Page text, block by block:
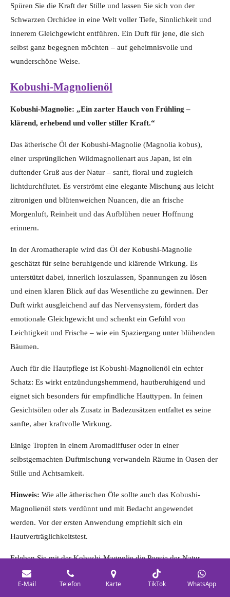
Spüren Sie die Kraft der Stille und lassen Sie sich von der
Schwarzen Orchidee in eine Welt voller Tiefe, Sinnlichkeit und
innerem Gleichgewicht entführen. Ein Duft für jene, die sich
selbst ganz begegnen möchten – auf geheimnisvolle und
wunderschöne Weise.
Kobushi-Magnolienöl
Kobushi-Magnolie: „Ein zarter Hauch von Frühling –
klärend, erhebend und voller stiller Kraft.“
Das ätherische Öl der Kobushi-Magnolie (Magnolia kobus),
einer ursprünglichen Wildmagnolienart aus Japan, ist ein
duftender Gruß aus der Natur – sanft, floral und zugleich
lichtdurchflutet. Es verströmt eine elegante Mischung aus leicht
zitronigen und blütenweichen Nuancen, die an frische
Morgenluft, Reinheit und das Aufblühen neuer Hoffnung
erinnern.
In der Aromatherapie wird das Öl der Kobushi-Magnolie
geschätzt für seine beruhigende und klärende Wirkung. Es
unterstützt dabei, innerlich loszulassen, Spannungen zu lösen
und einen klaren Blick auf das Wesentliche zu gewinnen. Der
Duft wirkt ausgleichend auf das Nervensystem, fördert das
emotionale Gleichgewicht und schenkt ein Gefühl von
Leichtigkeit und Frische – wie ein Spaziergang unter blühenden
Bäumen.
Auch für die Hautpflege ist Kobushi-Magnolienöl ein echter
Schatz: Es wirkt entzündungshemmend, hautberuhigend und
eignet sich besonders für empfindliche Hauttypen. In feinen
Gesichtsölen oder als Zusatz in Badezusätzen entfaltet es seine
sanfte, aber kraftvolle Wirkung.
Einige Tropfen in einem Aromadiffuser oder in einer
selbstgemachten Duftmischung verwandeln Räume in Oasen der
Stille und Achtsamkeit.
Hinweis: Wie alle ätherischen Öle sollte auch das Kobushi-
Magnolienöl stets verdünnt und mit Bedacht angewendet
werden. Vor der ersten Anwendung empfiehlt sich ein
Hautverträglichkeitstest.
Erleben Sie mit der Kobushi-Magnolie die Poesie der Natur –
eine stille Blüte, die Raum für Klarheit, inneres Licht und neue
Perspektiven schafft. Gönnen Sie sich diesen zarten Begleiter auf
E-Mail Telefon Karte TikTok WhatsApp